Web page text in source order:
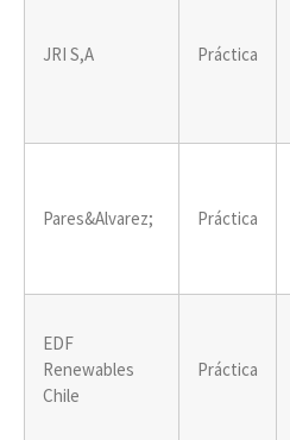
JRI S,A Práctica
Pares&Alvarez; Práctica
EDF
Renewables
Chile
Práctica